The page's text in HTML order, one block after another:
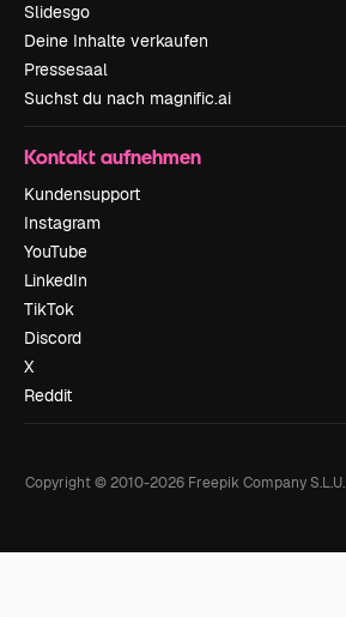
Slidesgo
Deine Inhalte verkaufen
Pressesaal
Suchst du nach magnific.ai
Kontakt aufnehmen
Kundensupport
Instagram
YouTube
LinkedIn
TikTok
Discord
X
Reddit
Copyright © 2010-2026Freepik Company S.L.U.